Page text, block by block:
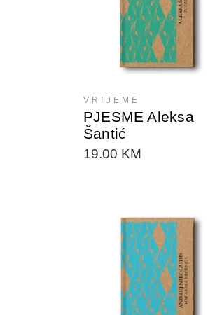
DODAJTE U KORPU
VRIJEME
PJESME Aleksa
Šantić
19.00 KM
DODAJTE U KORPU